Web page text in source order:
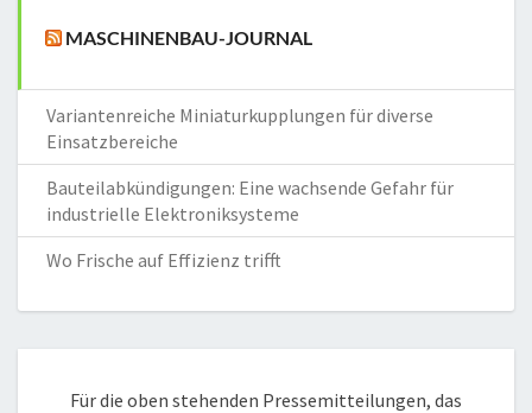
MASCHINENBAU-JOURNAL
Variantenreiche Miniaturkupplungen für diverse
Einsatzbereiche
Bauteilabkündigungen: Eine wachsende Gefahr für
industrielle Elektroniksysteme
Wo Frische auf Effizienz trifft
Für die oben stehenden Pressemitteilungen, das